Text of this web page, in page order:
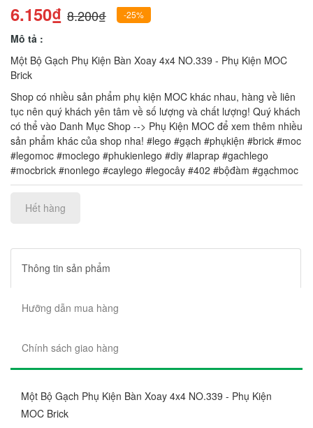
6.150₫ 8.200₫ -25%
Mô tả :
Một Bộ Gạch Phụ Kiện Bàn Xoay 4x4 NO.339 - Phụ Kiện MOC
Brick
Shop có nhiều sản phẩm phụ kiện MOC khác nhau, hàng về liên
tục nên quý khách yên tâm về số lượng và chất lượng! Quý khách
có thể vào Danh Mục Shop --> Phụ Kiện MOC để xem thêm nhiều
sản phẩm khác của shop nha! #lego #gạch #phụkiện #brick #moc
#legomoc #moclego #phukienlego #diy #laprap #gachlego
#mocbrick #nonlego #caylego #legocây #402 #bộđàm #gạchmoc
Hết hàng
Thông tin sản phẩm
Hưỡng dẫn mua hàng
Chính sách giao hàng
Một Bộ Gạch Phụ Kiện Bàn Xoay 4x4 NO.339 - Phụ Kiện
MOC Brick